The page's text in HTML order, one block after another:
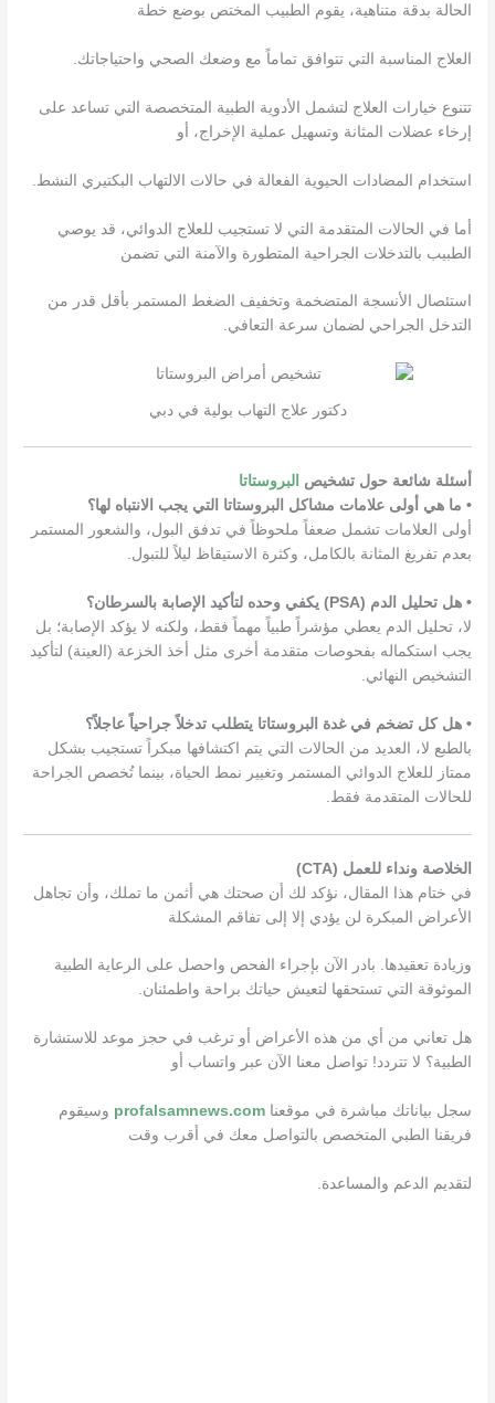
الحالة بدقة متناهية، يقوم الطبيب المختص بوضع خطة
العلاج المناسبة التي تتوافق تماماً مع وضعك الصحي واحتياجاتك.
تتنوع خيارات العلاج لتشمل الأدوية الطبية المتخصصة التي تساعد على
إرخاء عضلات المثانة وتسهيل عملية الإخراج، أو
استخدام المضادات الحيوية الفعالة في حالات الالتهاب البكتيري النشط.
أما في الحالات المتقدمة التي لا تستجيب للعلاج الدوائي، قد يوصي
الطبيب بالتدخلات الجراحية المتطورة والآمنة التي تضمن
استئصال الأنسجة المتضخمة وتخفيف الضغط المستمر بأقل قدر من
التدخل الجراحي لضمان سرعة التعافي.
دكتور علاج التهاب بولية في دبي
أسئلة شائعة حول تشخيص البروستاتا
• ما هي أولى علامات مشاكل البروستاتا التي يجب الانتباه لها؟
أولى العلامات تشمل ضعفاً ملحوظاً في تدفق البول، والشعور المستمر
بعدم تفريغ المثانة بالكامل، وكثرة الاستيقاظ ليلاً للتبول.
• هل تحليل الدم (PSA) يكفي وحده لتأكيد الإصابة بالسرطان؟
لا، تحليل الدم يعطي مؤشراً طبياً مهماً فقط، ولكنه لا يؤكد الإصابة؛ بل
يجب استكماله بفحوصات متقدمة أخرى مثل أخذ الخزعة (العينة) لتأكيد
التشخيص النهائي.
• هل كل تضخم في غدة البروستاتا يتطلب تدخلاً جراحياً عاجلاً؟
بالطبع لا، العديد من الحالات التي يتم اكتشافها مبكراً تستجيب بشكل
ممتاز للعلاج الدوائي المستمر وتغيير نمط الحياة، بينما تُخصص الجراحة
للحالات المتقدمة فقط.
الخلاصة ونداء للعمل (CTA)
في ختام هذا المقال، نؤكد لك أن صحتك هي أثمن ما تملك، وأن تجاهل
الأعراض المبكرة لن يؤدي إلا إلى تفاقم المشكلة
وزيادة تعقيدها. بادر الآن بإجراء الفحص واحصل على الرعاية الطبية
الموثوقة التي تستحقها لتعيش حياتك براحة واطمئنان.
هل تعاني من أي من هذه الأعراض أو ترغب في حجز موعد للاستشارة
الطبية؟ لا تتردد! تواصل معنا الآن عبر واتساب أو
سجل بياناتك مباشرة في موقعناprofalsamnews.com وسيقوم
فريقنا الطبي المتخصص بالتواصل معك في أقرب وقت
لتقديم الدعم والمساعدة.